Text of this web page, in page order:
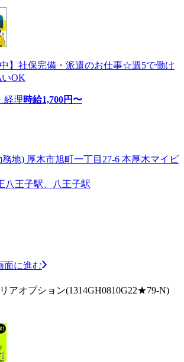
中】社保完備・派遣のお仕事☆週5で働け
OK
経理時給1,700円〜
地) 厚木市旭町一丁目27-6 本厚木マイビ
八王子駅、八王子駅
面に進む
アオプション(1314GH0810G22★79-N)